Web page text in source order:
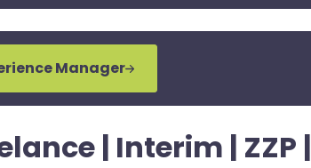
Manager
| Interim | ZZP |